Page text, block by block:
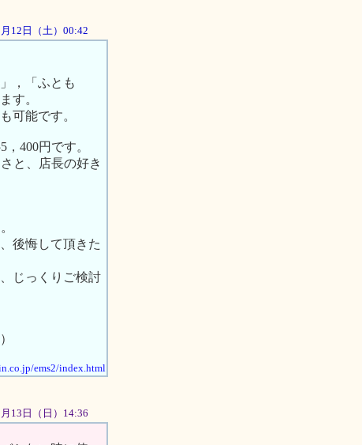
12日（土）00:42
，「ふとも
す。
可能です。
400円です。
と、店長の好き
後悔して頂きた
じっくりご検討
ems2/index.html
13日（日）14:36